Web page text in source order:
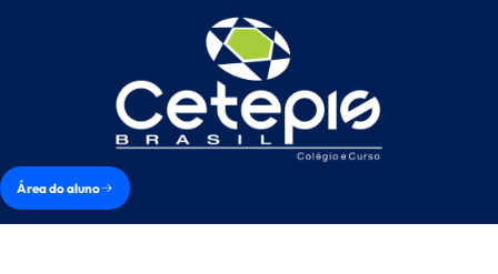
Área do aluno